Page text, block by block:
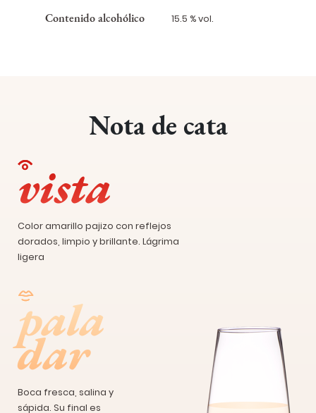
Contenido alcohólico 15.5 % vol.
Nota de cata
vista
Color amarillo pajizo con reflejos
dorados, limpio y brillante. Lágrima
ligera
pala
dar
Boca fresca, salina y
sápida. Su final es